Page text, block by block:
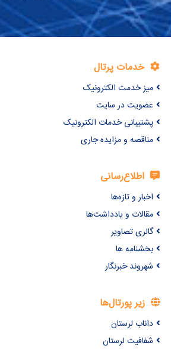
خدمات پرتال
میز خدمت الکترونیک
عضویت در سایت
پشتیبانی خدمات الکترونیک
مناقصه و مزایده جاری
اطلاع‌رسانی
اخبار و تازه‌ها
مقالات و یادداشت‌ها
گالری تصاویر
بخشنامه ها
شهروند خبرنگار
زیر پورتال‌ها
داناب لرستان
شفافیت لرستان